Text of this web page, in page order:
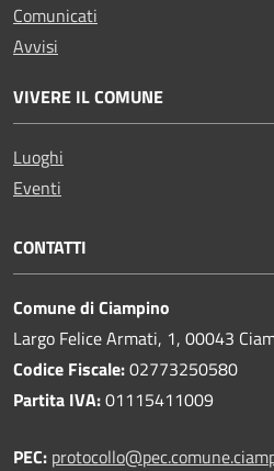
Comunicati
Avvisi
VIVERE IL COMUNE
Luoghi
Eventi
CONTATTI
Comune di Ciampino
Largo Felice Armati, 1, 00043
Codice Fiscale:02773250580
Partita IVA:01115411009
PEC: